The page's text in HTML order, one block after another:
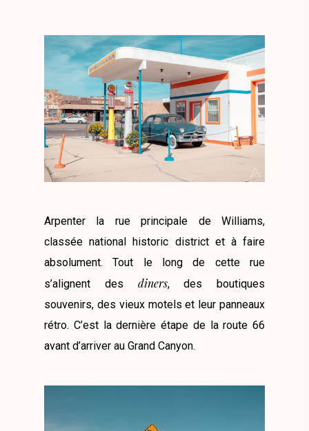
Arpenter la rue principale de Williams,
classée national historic district et à faire
absolument. Tout le long de cette rue
s’alignent des diners, des boutiques
souvenirs, des vieux motels et leur panneaux
rétro. C’est la dernière étape de la route 66
avant d’arriver au Grand Canyon.